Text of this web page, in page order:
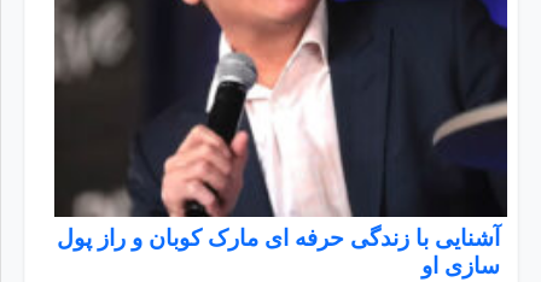
آشنایی با زندگی حرفه ای مارک کوبان و راز پول
سازی او